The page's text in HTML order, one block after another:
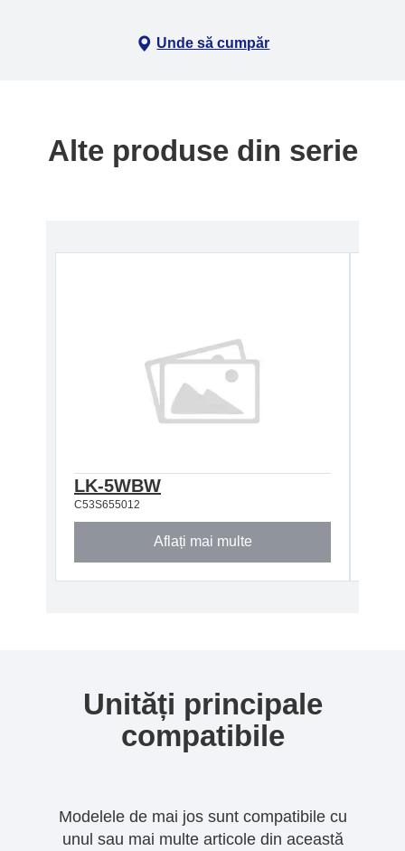
Unde să cumpăr
Alte produse din serie
LK-5WBW
C53S655012
Aflați mai multe
Unități principale
compatibile
Modelele de mai jos sunt compatibile cu
unul sau mai multe articole din această